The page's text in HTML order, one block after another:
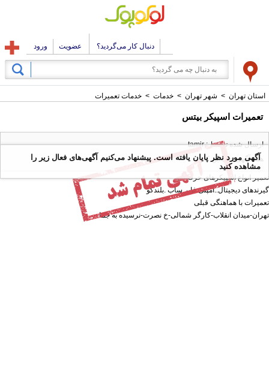
دنبال کار می‌گردید؟ عضویت ورود
استان تهران > شهر تهران > خدمات > خدمات تعمیرات
تعمیرات اسپیکر بیتس
ارسال شده توسط : tamir
همه آگهی های این کاربر
تعمیر انواع اسپیکرهای حرفه ای
گیرندهای دیجیتال..امپلی فایر.ساب .بلندگو
‌‌تعمیرات با هماهنگی قبلی
تهران-میدان انقلاب-کارگر شمالی-خ نصرت-نرسیده به جما
آگهی مورد نظر پایان یافته است. پیشنهاد می‌کنیم آگهی‌های فعال زیر را
مشاهده کنید